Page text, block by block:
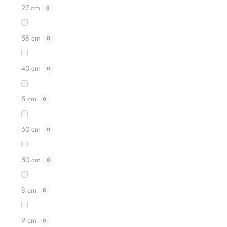
27 cm 0
58 cm 0
40 cm 0
5 cm 0
60 cm 0
50 cm 0
8 cm 0
9 cm 0
335 Kč
419 Kč